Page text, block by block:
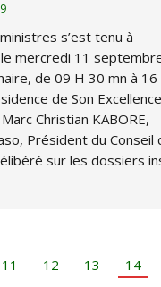
s’est tenu à
mercredi 11
de 09 H 30 mn à 16
de Son Excellence
Christian KABORE,
Président du Conseil
sur les dossiers
11 12 13 14